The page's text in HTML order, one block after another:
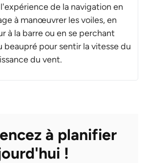
de la navigation en
à manœuvrer les voiles, en
à la barre ou en se perchant
beaupré pour sentir la vitesse du
du vent.
à planifier
!